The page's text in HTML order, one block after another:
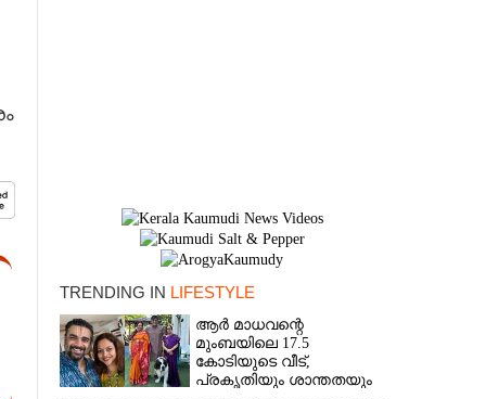
TRENDING IN LIFESTYLE
ആർ മാധവന്റെ
മുംബയിലെ 17.5
കോടിയുടെ വീട്,​
പ്രകൃതിയും ശാന്തതയും